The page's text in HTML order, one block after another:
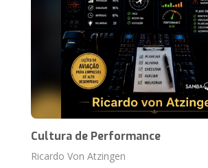
Cultura de Performance
Ricardo Von Atzingen